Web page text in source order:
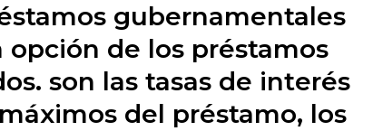
gubernamentales
opción de los préstamos
son las tasas de interés
del préstamo, los